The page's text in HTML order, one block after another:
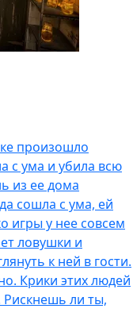
произошло
с ума и убила всю
из ее дома
сошла с ума, ей
игры у нее совсем
ловушки и
к ней в гости.
Крики этих людей
Рискнешь ли ты,